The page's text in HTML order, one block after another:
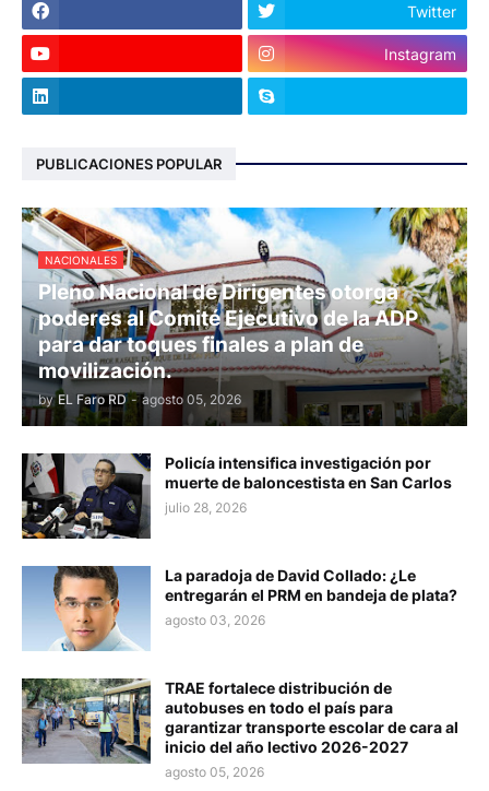
Twitter
Instagram
PUBLICACIONES POPULAR
NACIONALES
Pleno Nacional de Dirigentes otorga
poderes al Comité Ejecutivo de la ADP
para dar toques finales a plan de
movilización.
by EL Faro RD - agosto 05, 2026
Policía intensifica investigación por
muerte de baloncestista en San Carlos
julio 28, 2026
La paradoja de David Collado: ¿Le
entregarán el PRM en bandeja de plata?
agosto 03, 2026
TRAE fortalece distribución de
autobuses en todo el país para
garantizar transporte escolar de cara al
inicio del año lectivo 2026-2027
agosto 05, 2026